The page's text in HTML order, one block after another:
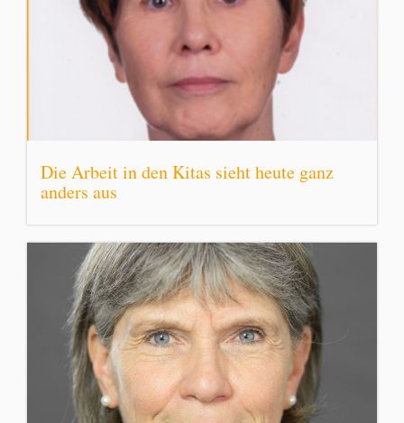
Die Arbeit in den Kitas sieht heute ganz
anders aus